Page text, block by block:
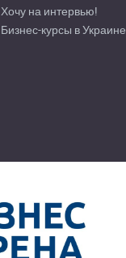
Хочу на интервью!
Бизнес-курсы в Украине